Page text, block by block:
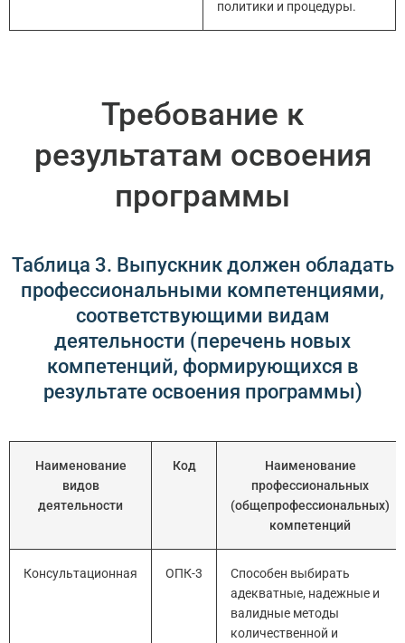
политики и процедуры.
Требование к
результатам освоения
программы
Таблица 3. Выпускник должен обладать
профессиональными компетенциями,
соответствующими видам
деятельности (перечень новых
компетенций, формирующихся в
результате освоения программы)
Наименование
видов
деятельности
Код
Наименование
профессиональных
(общепрофессиональных)
компетенций
Консультационная ОПК-3
Способен выбирать
адекватные, надежные и
валидные методы
количественной и